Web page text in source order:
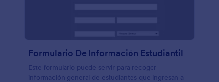
Formulario De Información Estudiantil
Este formulario puede servir para recoger
información general de estudiantes que ingresan a